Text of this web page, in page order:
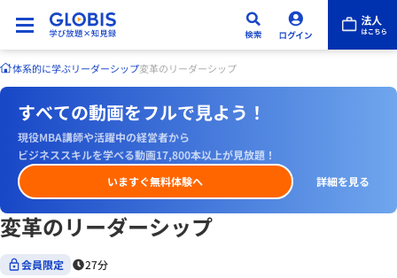
体系的に学ぶリーダーシップ変革のリーダーシップ
すべての動画をフルで見よう！
現役MBA講師や活躍中の経営者から
ビジネススキルを学べる動画17,800本以上が見放題！
いますぐ無料体験へ
詳細を見る
変革のリーダーシップ
会員限定 27分